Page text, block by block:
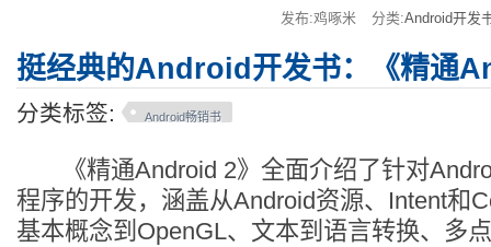
发布:鸡啄米 分类:Android开发
挺经典的Android开发书：《精通
分类标签: Android畅销书
《精通Android 2》全面介绍了针对
程序的开发，涵盖从Android资源、Intent和
基本概念到OpenGL、文本到语言转换、多